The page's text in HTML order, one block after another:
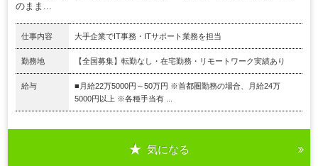
のまま...
仕事内容 大手企業でIT事務・ITサポート業務を担当
勤務地 【全国募集】転勤なし・在宅勤務・リモートワーク実績あり
給与
■月給22万5000円～50万円 ※首都圏勤務の場合、月給24万
5000円以上 ※各種手当有 ...
気になる